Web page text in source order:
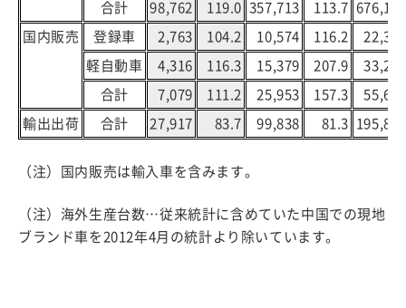
合計 98,762 119.0 357,713 113.7 676,195
国内販売 登録車 2,763 104.2 10,574 116.2 22,349
軽自動車 4,316 116.3 15,379 207.9 33,270
合計 7,079 111.2 25,953 157.3 55,619
輸出出荷 合計 27,917 83.7 99,838 81.3 195,823
（注）国内販売は輸入車を含みます。
（注）海外生産台数…従来統計に含めていた中国での現地
ブランド車を2012年4月の統計より除いています。